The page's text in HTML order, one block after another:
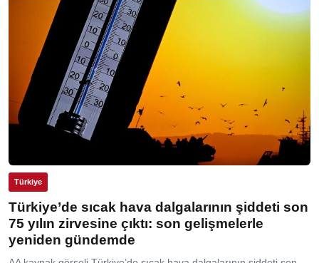
Türkiye
Türkiye’de sıcak hava dalgalarının şiddeti son
75 yılın zirvesine çıktı: son gelişmelerle
yeniden gündemde